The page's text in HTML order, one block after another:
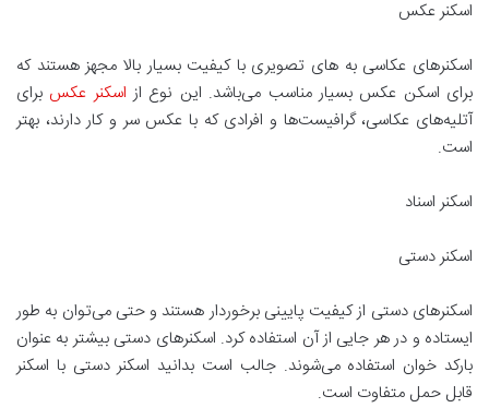
اسکنر عکس
اسکنرهای عکاسی به ‌های تصویری با کیفیت بسیار بالا مجهز هستند که
برای اسکن عکس بسیار مناسب می‌باشد. این نوع از اسکنر عکس برای
آتلیه‌های عکاسی، گرافیست‌ها و افرادی که با عکس سر و کار دارند، بهتر
است.
اسکنر اسناد
اسکنر دستی
اسکنرهای دستی از کیفیت پایینی برخوردار هستند و حتی می‌توان به طور
ایستاده و در هر جایی از آن استفاده کرد. اسکنرهای دستی بیشتر به عنوان
بارکد خوان استفاده می‌شوند. جالب است بدانید اسکنر دستی با اسکنر
قابل حمل متفاوت است.